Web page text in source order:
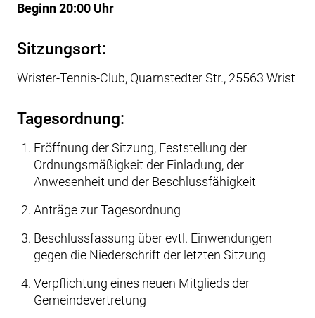
Beginn 20:00 Uhr
Sitzungsort:
Wrister-Tennis-Club, Quarnstedter Str., 25563 Wrist
Tagesordnung:
Eröffnung der Sitzung, Feststellung der
Ordnungsmäßigkeit der Einladung, der
Anwesenheit und der Beschlussfähigkeit
Anträge zur Tagesordnung
Beschlussfassung über evtl. Einwendungen
gegen die Niederschrift der letzten Sitzung
Verpflichtung eines neuen Mitglieds der
Gemeindevertretung